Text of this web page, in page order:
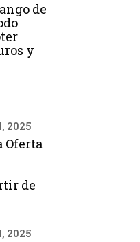
de
y
2025
Oferta
de
2025